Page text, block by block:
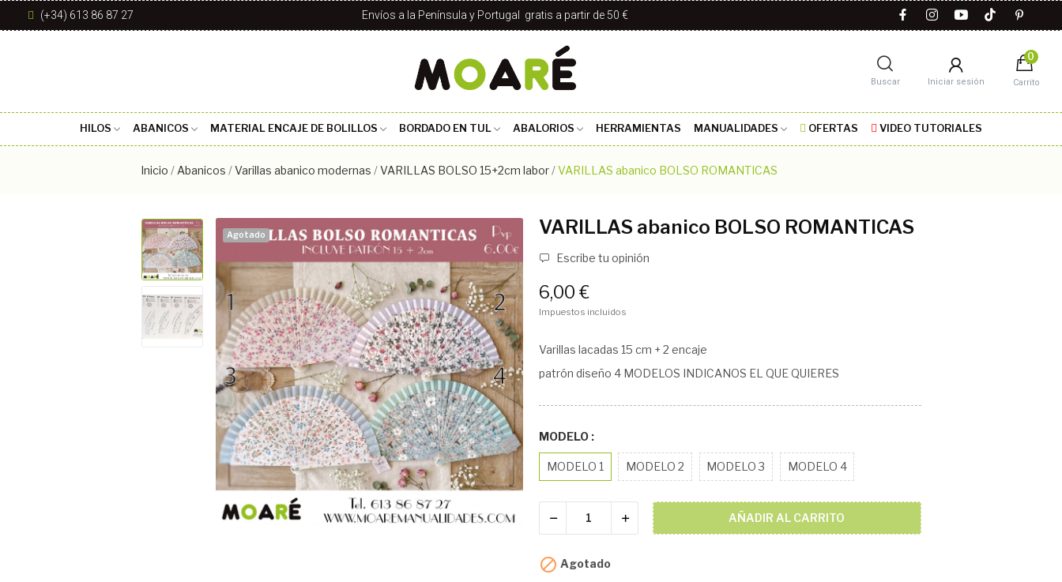
(+34) 613 86 87 27 Envíos a la Península y Portugal gratis a partir de 50 €
Buscar Iniciar sesión
0
Carrito
HILOS ABANICOS MATERIAL ENCAJE DE BOLILLOS BORDADO EN TUL ABALORIOS HERRAMIENTAS MANUALIDADES OFERTAS VIDEO TUTORIALES
Inicio Abanicos Varillas abanico modernas VARILLAS BOLSO 15+2cm labor VARILLAS abanico BOLSO ROMANTICAS
Agotado VARILLAS abanico BOLSO ROMANTICAS
Escribe tu opinión
6,00 €
Impuestos incluidos
Varillas lacadas 15 cm + 2 encaje
patrón diseño 4 MODELOS INDICANOS EL QUE QUIERES
MODELO :
MODELO 1 MODELO 2 MODELO 3 MODELO 4
AÑADIR AL CARRITO
 Agotado